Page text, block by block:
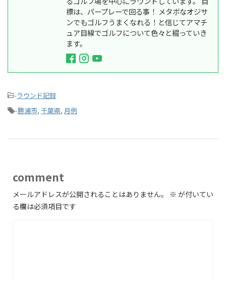
標は、パープレーで回る事！ メタボなオジサ
ンでもゴルフうまくなれる！と信じてアマチ
ュア目線でゴルフについて色々と綴っていき
ます。
-ラウンド記録
-勝浦市, 千葉県, 月例
comment
メールアドレスが公開されることはありません。 ※ が付いてい
る欄は必須項目です